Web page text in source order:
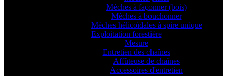
Mèches à façonner (bois)
Mèches à bouchonner
Mèches hélicoïdales à spire unique
Exploitation forestière
Mesure
Entretien des chaînes
Affûteuse de chaînes
Accessoires d'entretien